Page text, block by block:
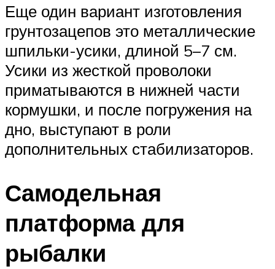
Еще один вариант изготовления
грунтозацепов это металлические
шпильки-усики, длиной 5–7 см.
Усики из жесткой проволоки
приматываются в нижней части
кормушки, и после погружения на
дно, выступают в роли
дополнительных стабилизаторов.
Самодельная
платформа для
рыбалки